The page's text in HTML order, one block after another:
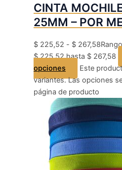
CINTA
25MM – POR
$ 225,52 - $ 267,58
$ 225,52 hasta $ 267,58
opciones
Este
variantes. Las opciones
página de producto